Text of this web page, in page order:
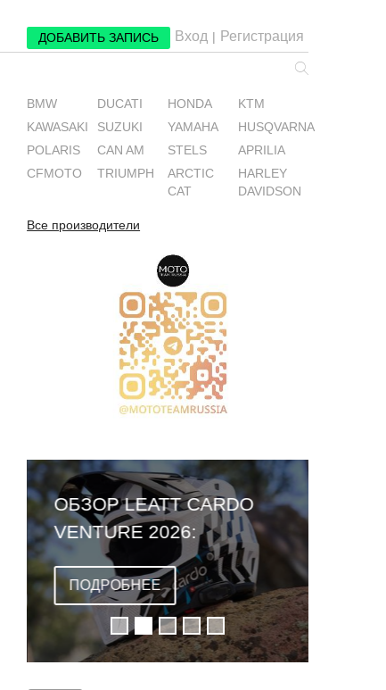
ДОБАВИТЬ ЗАПИСЬ Вход | Регистрация
BMW DUCATI HONDA
KTM
KAWASAKI
SUZUKI YAMAHA
HUSQVARNA
POLARIS
CAN AM STELS
APRILIA
CFMOTO
TRIUMPH
ARCTIC
CAT
HARLEY
DAVIDSON
Все производители
ОБЗОР LEATT CARDO
VENTURE 2026:
ПЕРВЫЙ ШЛЕМ СО
ВСТРОЕННОЙ
ГАРНИТУРОЙ
ПОДРОБНЕЕ